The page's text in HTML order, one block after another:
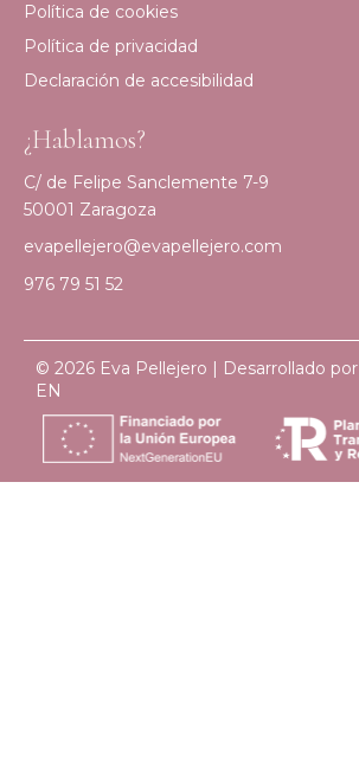
Política de cookies
Política de privacidad
Declaración de accesibilidad
¿Hablamos?
C/ de Felipe Sanclemente 7-9
50001 Zaragoza
evapellejero@evapellejero.com
976 79 51 52
© 2026 Eva Pellejero | Desarrollado por
EN